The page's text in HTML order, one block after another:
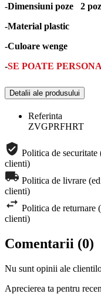
-Dimensiuni poze 2
-Material plastic
-Culoare wenge
-SE POATE
Detalii ale produsului
Referinta
ZVGPRFHRT
Politica de securitate
clienti)
Politica de livrare
clienti)
Politica de returnare
clienti)
Comentarii (0)
Nu sunt opinii ale
Aprecierea ta pentru